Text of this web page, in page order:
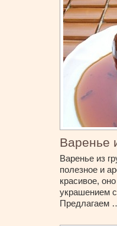
Варенье
Варенье из
полезное и
красивое,
украшением
Предлагаем